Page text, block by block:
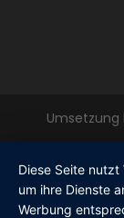
Umsetzung
Diese Seite
um ihre Dienste
Werbung